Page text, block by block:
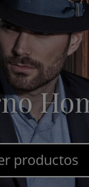
productos